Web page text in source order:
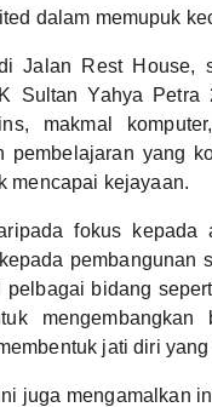
dalam memupuk
Jalan Rest House,
Sultan Yahya
makmal
pembelajaran yang
mencapai kejayaan.
fokus kepada
pembangunan
pelbagai bidang
jati diri
juga mengamalkan